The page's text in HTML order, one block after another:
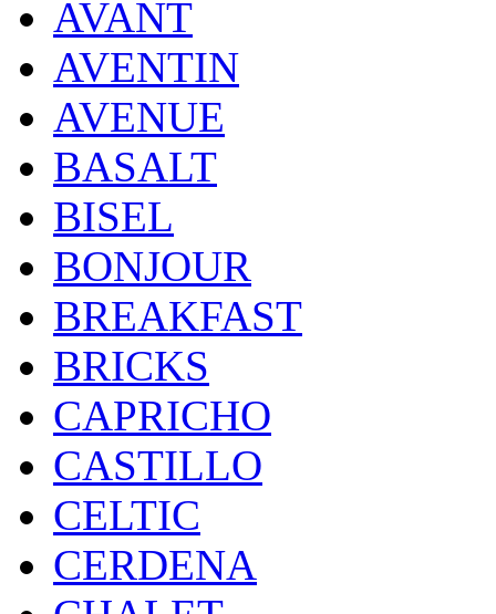
AVANT
AVENTIN
AVENUE
BASALT
BISEL
BONJOUR
BREAKFAST
BRICKS
CAPRICHO
CASTILLO
CELTIC
CERDENA